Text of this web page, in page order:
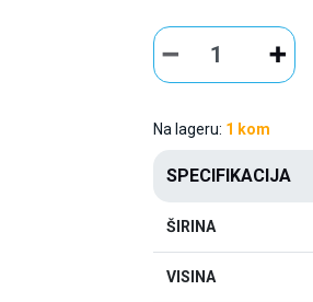
Na lageru: 1 kom
SPECIFIKACIJA
ŠIRINA
VISINA